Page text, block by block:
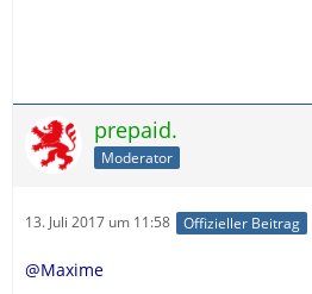
prepaid.
Moderator
13. Juli 2017 um 11:58 Offizieller Beitrag
@Maxime